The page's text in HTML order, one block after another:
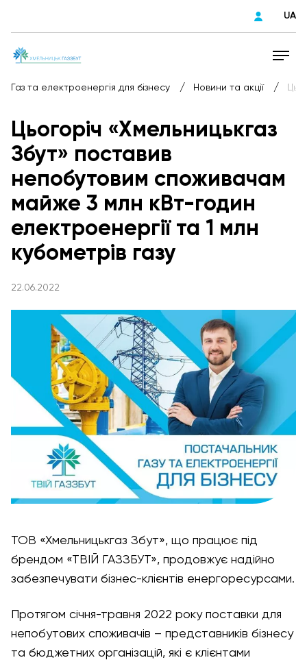
UA
Газ та електроенергія для бізнесу / Новини та акції /
Цьогоріч «Хмельницькгаз
Збут» поставив
непобутовим споживачам
майже 3 млн кВт-годин
електроенергії та 1 млн
кубометрів газу
22.06.2022
ТОВ «Хмельницькгаз Збут», що працює під
брендом «ТВІЙ ГАЗЗБУТ», продовжує надійно
забезпечувати бізнес-клієнтів енергоресурсами.
Протягом січня-травня 2022 року поставки для
непобутових споживачів – представників бізнесу
та бюджетних організацій, які є клієнтами